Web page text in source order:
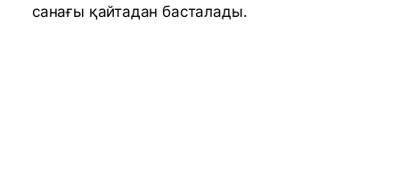
санағы қайтадан басталады.